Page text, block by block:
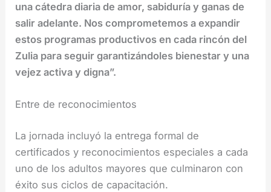
una cátedra diaria de amor, sabiduría y ganas de
salir adelante. Nos comprometemos a expandir
estos programas productivos en cada rincón del
Zulia para seguir garantizándoles bienestar y una
vejez activa y digna”.
Entre de reconocimientos
La jornada incluyó la entrega formal de
certificados y reconocimientos especiales a cada
uno de los adultos mayores que culminaron con
éxito sus ciclos de capacitación.